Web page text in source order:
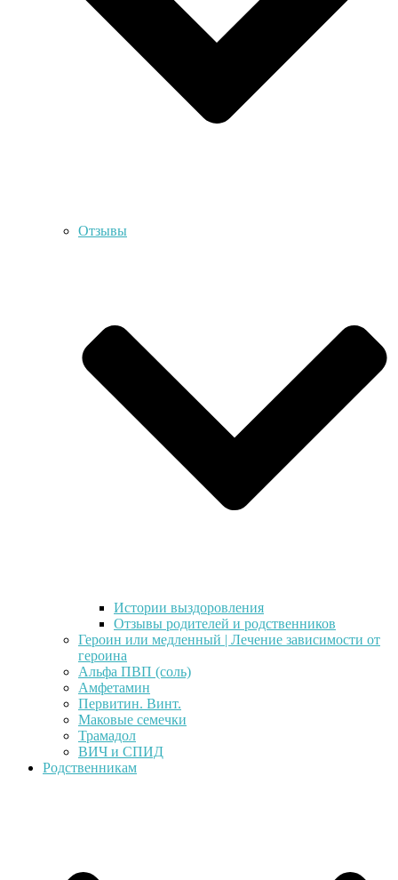
Отзывы
Истории выздоровления
Отзывы родителей и родственников
Героин или медленный | Лечение зависимости от
героина
Альфа ПВП (соль)
Амфетамин
Первитин. Винт.
Маковые семечки
Трамадол
ВИЧ и СПИД
Родственникам